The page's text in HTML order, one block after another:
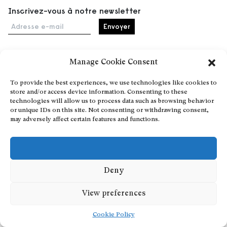
Manage Cookie Consent
To provide the best experiences, we use technologies like cookies to
store and/or access device information. Consenting to these
technologies will allow us to process data such as browsing behavior
or unique IDs on this site. Not consenting or withdrawing consent,
may adversely affect certain features and functions.
Deny
View preferences
Cookie Policy
Inscrivez-vous à notre newsletter
Adresse e-mail
Événements
À propos
Partenaires
Conditions générales
Confidentialité et cookies
Communiquer votre événement